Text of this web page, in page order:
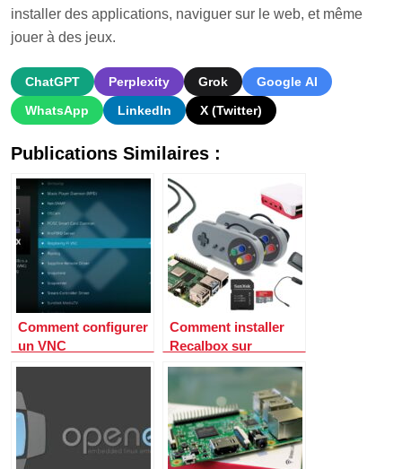
installer des applications, naviguer sur le web, et même
jouer à des jeux.
ChatGPT Perplexity Grok
Google AI
WhatsApp
LinkedIn X (Twitter)
Publications Similaires :
Comment configurer
un VNC
(Visualisation réseau
Raspberry Pi
Comment installer
Recalbox sur
Raspberry pi 4 ?